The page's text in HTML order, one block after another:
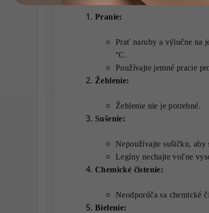
Pranie:
Prať naruby a výlučne na
°C.
Používajte jemné pracie
Žehlenie:
Žehlenie nie je potrebné.
Sušenie:
Nepoužívajte sušičku,
Legíny nechajte voľne
Chemické čistenie:
Neodporúča sa chemické
Bielenie: